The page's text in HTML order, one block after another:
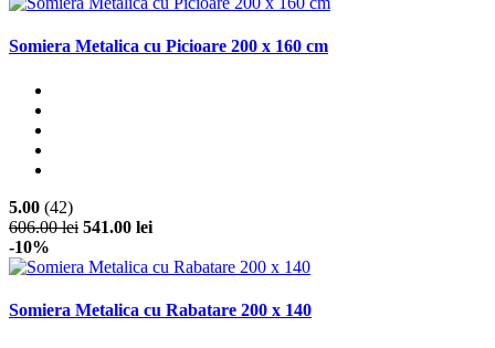
Somiera Metalica cu Picioare 200 x 160 cm
5.00 (42)
606.00 lei 541.00 lei
-10%
Somiera Metalica cu Rabatare 200 x 140